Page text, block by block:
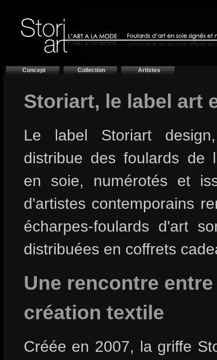
Concept Collection Artistes
Storiart, le label art
Le label Storiart
distribue des foulards de
en soie, numérotés et
d'artistes contemporains
écharpes-foulards d'art
distribuées en coffrets
Une rencontre
création textile
Créée en 2007, la griffe